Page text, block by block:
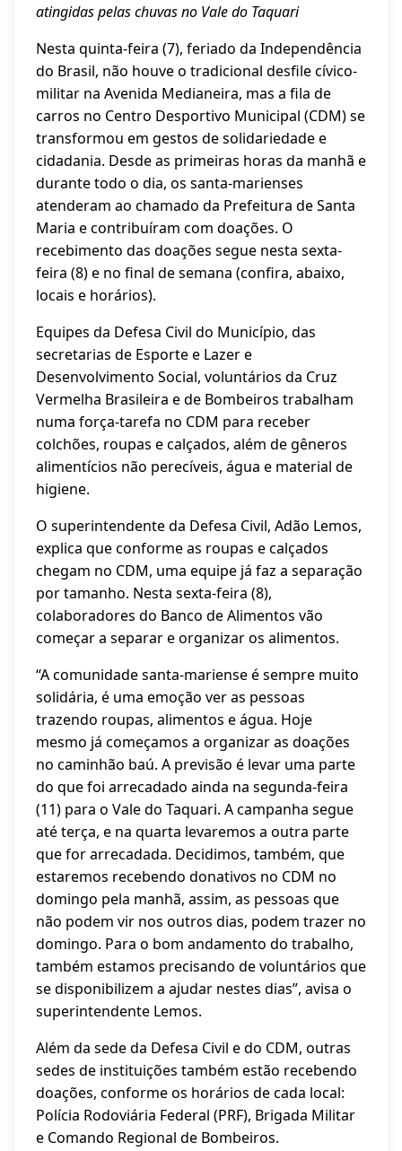
atingidas pelas chuvas no Vale do Taquari
Nesta quinta-feira (7), feriado da Independência
do Brasil, não houve o tradicional desfile cívico-
militar na Avenida Medianeira, mas a fila de
carros no Centro Desportivo Municipal (CDM) se
transformou em gestos de solidariedade e
cidadania. Desde as primeiras horas da manhã e
durante todo o dia, os santa-marienses
atenderam ao chamado da Prefeitura de Santa
Maria e contribuíram com doações. O
recebimento das doações segue nesta sexta-
feira (8) e no final de semana (confira, abaixo,
locais e horários).
Equipes da Defesa Civil do Município, das
secretarias de Esporte e Lazer e
Desenvolvimento Social, voluntários da Cruz
Vermelha Brasileira e de Bombeiros trabalham
numa força-tarefa no CDM para receber
colchões, roupas e calçados, além de gêneros
alimentícios não perecíveis, água e material de
higiene.
O superintendente da Defesa Civil, Adão Lemos,
explica que conforme as roupas e calçados
chegam no CDM, uma equipe já faz a separação
por tamanho. Nesta sexta-feira (8),
colaboradores do Banco de Alimentos vão
começar a separar e organizar os alimentos.
“A comunidade santa-mariense é sempre muito
solidária, é uma emoção ver as pessoas
trazendo roupas, alimentos e água. Hoje
mesmo já começamos a organizar as doações
no caminhão baú. A previsão é levar uma parte
do que foi arrecadado ainda na segunda-feira
(11) para o Vale do Taquari. A campanha segue
até terça, e na quarta levaremos a outra parte
que for arrecadada. Decidimos, também, que
estaremos recebendo donativos no CDM no
domingo pela manhã, assim, as pessoas que
não podem vir nos outros dias, podem trazer no
domingo. Para o bom andamento do trabalho,
também estamos precisando de voluntários que
se disponibilizem a ajudar nestes dias”, avisa o
superintendente Lemos.
Além da sede da Defesa Civil e do CDM, outras
sedes de instituições também estão recebendo
doações, conforme os horários de cada local:
Polícia Rodoviária Federal (PRF), Brigada Militar
e Comando Regional de Bombeiros.